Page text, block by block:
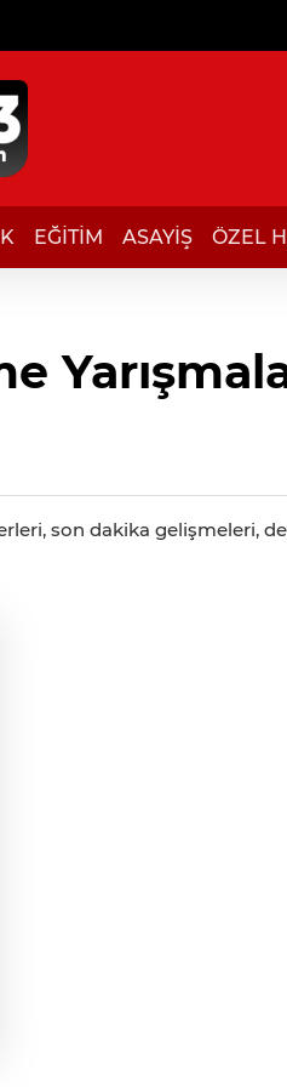
EĞİTİM ASAYİŞ ÖZEL
son dakika gelişmeleri,